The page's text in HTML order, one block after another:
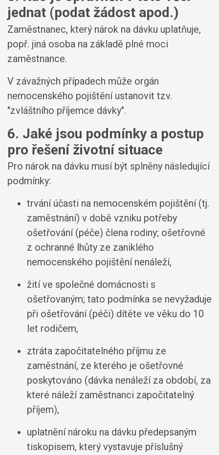
jednat (podat žádost apod.)
Zaměstnanec, který nárok na dávku uplatňuje,
popř. jiná osoba na základě plné moci
zaměstnance.
V závažných případech může orgán
nemocenského pojištění ustanovit tzv.
"zvláštního příjemce dávky".
6. Jaké jsou podmínky a postup
pro řešení životní situace
Pro nárok na dávku musí být splněny následující
podmínky:
trvání účasti na nemocenském pojištění (tj.
zaměstnání) v době vzniku potřeby
ošetřování (péče) člena rodiny; ošetřovné
z ochranné lhůty ze zaniklého
nemocenského pojištění nenáleží,
žití ve společné domácnosti s
ošetřovaným; tato podmínka se nevyžaduje
při ošetřování (péči) dítěte ve věku do 10
let rodičem,
ztráta započitatelného příjmu ze
zaměstnání, ze kterého je ošetřovné
poskytováno (dávka nenáleží za období, za
které náleží zaměstnanci započitatelný
příjem),
uplatnění nároku na dávku předepsaným
tiskopisem, který vystavuje příslušný